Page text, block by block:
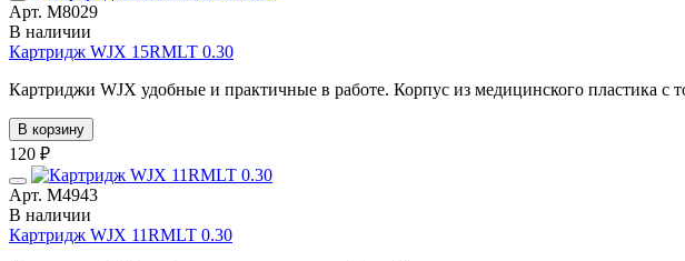
Арт. М8029
В наличии
Картридж WJX 15RMLT 0.30
Картриджи WJX удобные и практичные в работе. Корпус из медицинского пластика с
В корзину
120 ₽
Арт. М4943
В наличии
Картридж WJX 11RMLT 0.30